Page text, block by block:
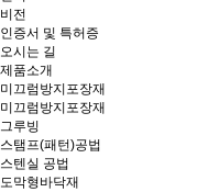
비전
인증서 및 특허증
오시는 길
제품소개
미끄럼방지포장재
미끄럼방지포장재
그루빙
스탬프(패턴)공법
스텐실 공법
도막형바닥재